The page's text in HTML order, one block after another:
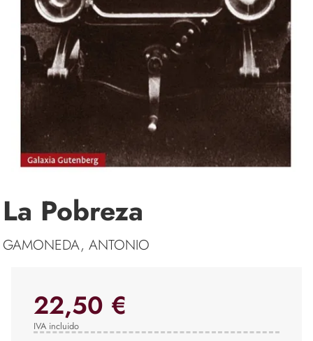
La Pobreza
GAMONEDA, ANTONIO
22,50 €
IVA incluido